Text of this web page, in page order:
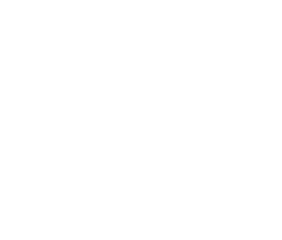
El alcalde de la
vida» además de hacer
municipio de
completamente